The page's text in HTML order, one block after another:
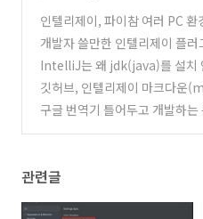
인텔리제이, 파이참 여러 PC
ains 툴을 여러 PC에서 사용하
화)
(2)
개발자 쓸만한 인텔리제이 플
iJ Plugin)
(11)
IntelliJ는 왜 jdk(java)를 설치
까?
(4)
깃허브, 인텔리제이 마크다운
램(mermaid) 넣기 (0)
구글 번역기 틀어두고 개발하는
관련글